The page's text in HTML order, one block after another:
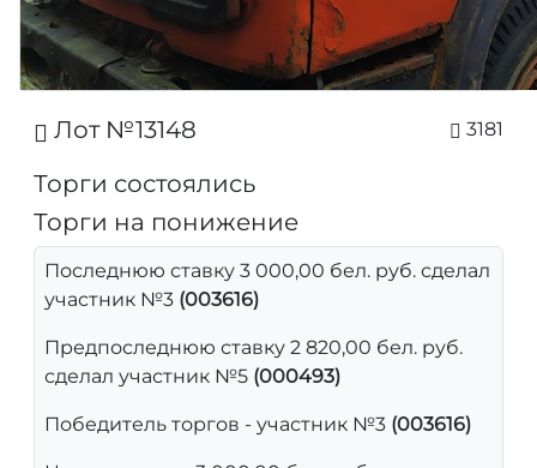
Лот №13148 3181
Торги состоялись
Торги на понижение
Последнюю ставку 3 000,00 бел. руб. сделал
участник №3 (003616)
Предпоследнюю ставку 2 820,00 бел. руб.
сделал участник №5 (000493)
Победитель торгов - участник №3 (003616)